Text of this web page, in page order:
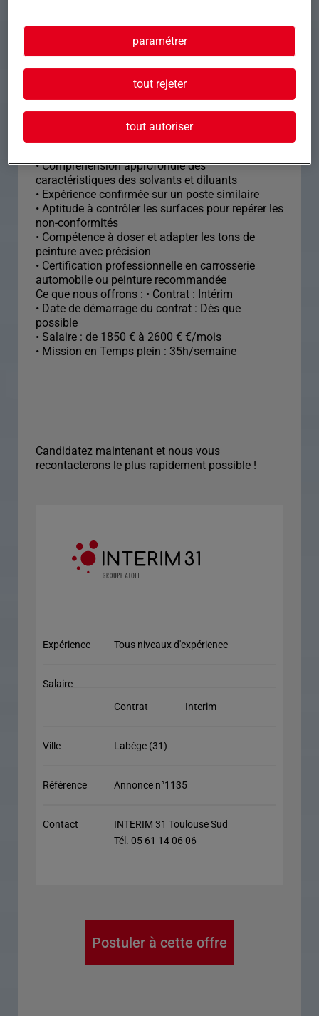
Profil recherché
Formation et expérience Nous recherchons un(e)
Carrossier(ère) Peintre Automobile
expérimenté(e) capable de maîtriser les
• Compréhension approfondie des
caractéristiques des solvants et diluants
• Expérience confirmée sur un poste similaire
• Aptitude à contrôler les surfaces pour repérer les
non-conformités
• Compétence à doser et adapter les tons de
peinture avec précision
• Certification professionnelle en carrosserie
automobile ou peinture recommandée
Ce que nous offrons : • Contrat : Intérim
• Date de démarrage du contrat : Dès que
possible
• Salaire : de 1850 € à 2600 € €/mois
• Mission en Temps plein : 35h/semaine
Candidatez maintenant et nous vous
recontacterons le plus rapidement possible !
Expérience Tous niveaux d'expérience
Salaire
Contrat
Interim
Ville Labège (31)
Référence Annonce n°1135
Contact
INTERIM 31 Toulouse Sud
Tél. 05 61 14 06 06
Postuler à cette offre
paramétrer
tout rejeter
tout autoriser